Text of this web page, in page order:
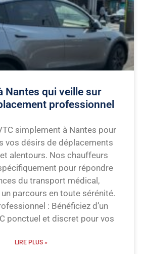
Nantes qui veille sur
professionnel
simplement à Nantes pour
vos désirs de déplacements
alentours. Nos chauffeurs
pour répondre
du transport médical,
parcours en toute sérénité.
: Bénéficiez d’un
ponctuel et discret pour vos
LIRE PLUS »